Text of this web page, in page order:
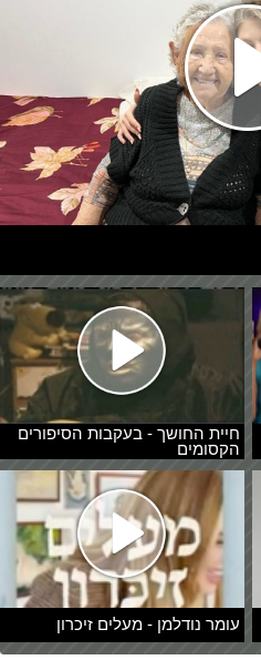
חיית החושך - בעקבות הסיפורים
הקסומים
עומר נודלמן - מעלים זיכרון